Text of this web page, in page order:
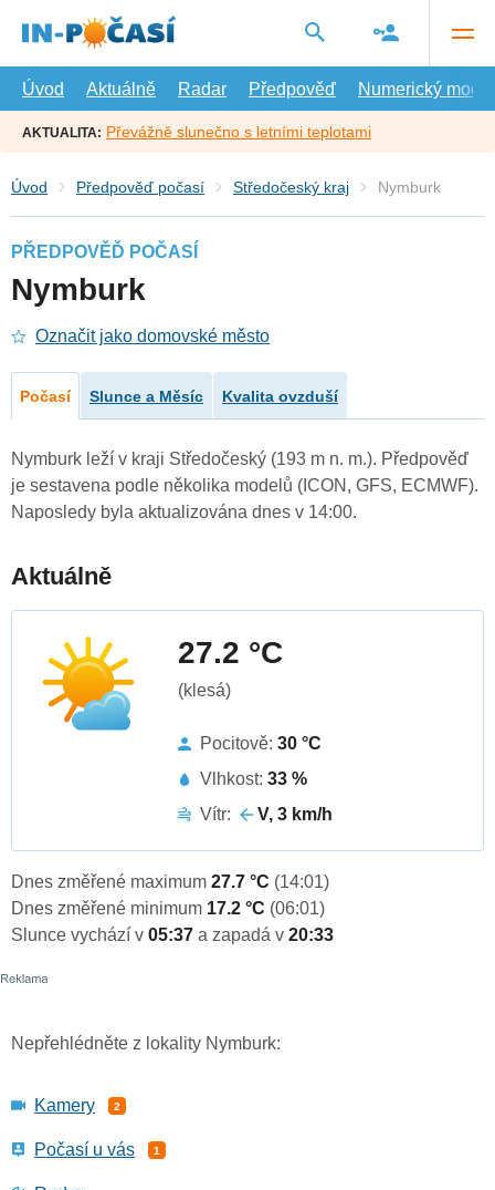
hlavní
Úvod
Aktuálně Radar Předpověď Numerický model
AKTUALITA: Převážně slunečno s letními teplotami
Úvod Předpověď počasí Středočeský kraj Nymburk
PŘEDPOVĚĎ POČASÍ
Nymburk
Označit jako domovské město
Počasí Slunce a Měsíc Kvalita ovzduší
Nymburk leží v kraji Středočeský (193 m n. m.). Předpověď
je sestavena podle několika modelů (ICON, GFS, ECMWF).
Naposledy byla aktualizována dnes v 14:00.
Aktuálně
27.2 °C
(klesá)
Pocitově: 30 °C
Vlhkost: 33 %
Vítr:
V, 3 km/h
Dnes změřené maximum 27.7 °C (14:01)
Dnes změřené minimum 17.2 °C (06:01)
Slunce vychází v 05:37 a zapadá v 20:33
Nepřehlédněte z lokality Nymburk:
Kamery 2
Počasí u vás 1